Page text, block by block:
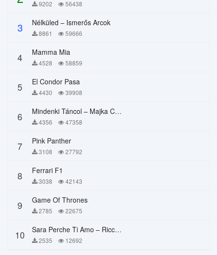
9202 56438
3 Nélküled – Ismerős Arcok
8861 59666
4 Mamma Mia
4528 58859
5 El Condor Pasa
4430 39908
6 Mindenki Táncol – Majka Curtis, Péter Majoros
4356 47358
7 Pink Panther
3108 27792
8 Ferrari F1
3038 42143
9 Game Of Thrones
2785 22675
10 Sara Perche Ti Amo – Ricchi E Poveri
2535 12692